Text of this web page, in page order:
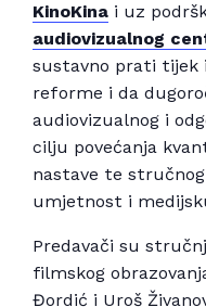
KinoKina i uz
audiovizualnog
sustavno prati tijek
reforme i da
audiovizualnog i
cilju povećanja
nastave te
umjetnost i
Predavači su
filmskog
Đordić i Uroš